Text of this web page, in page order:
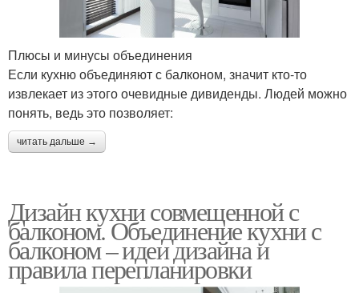
Плюсы и минусы объединения
Если кухню объединяют с балконом, значит кто-то
извлекает из этого очевидные дивиденды. Людей можно
понять, ведь это позволяет:
читать дальше →
Дизайн кухни совмещенной с
балконом. Объединение кухни с
балконом – идеи дизайна и
правила перепланировки